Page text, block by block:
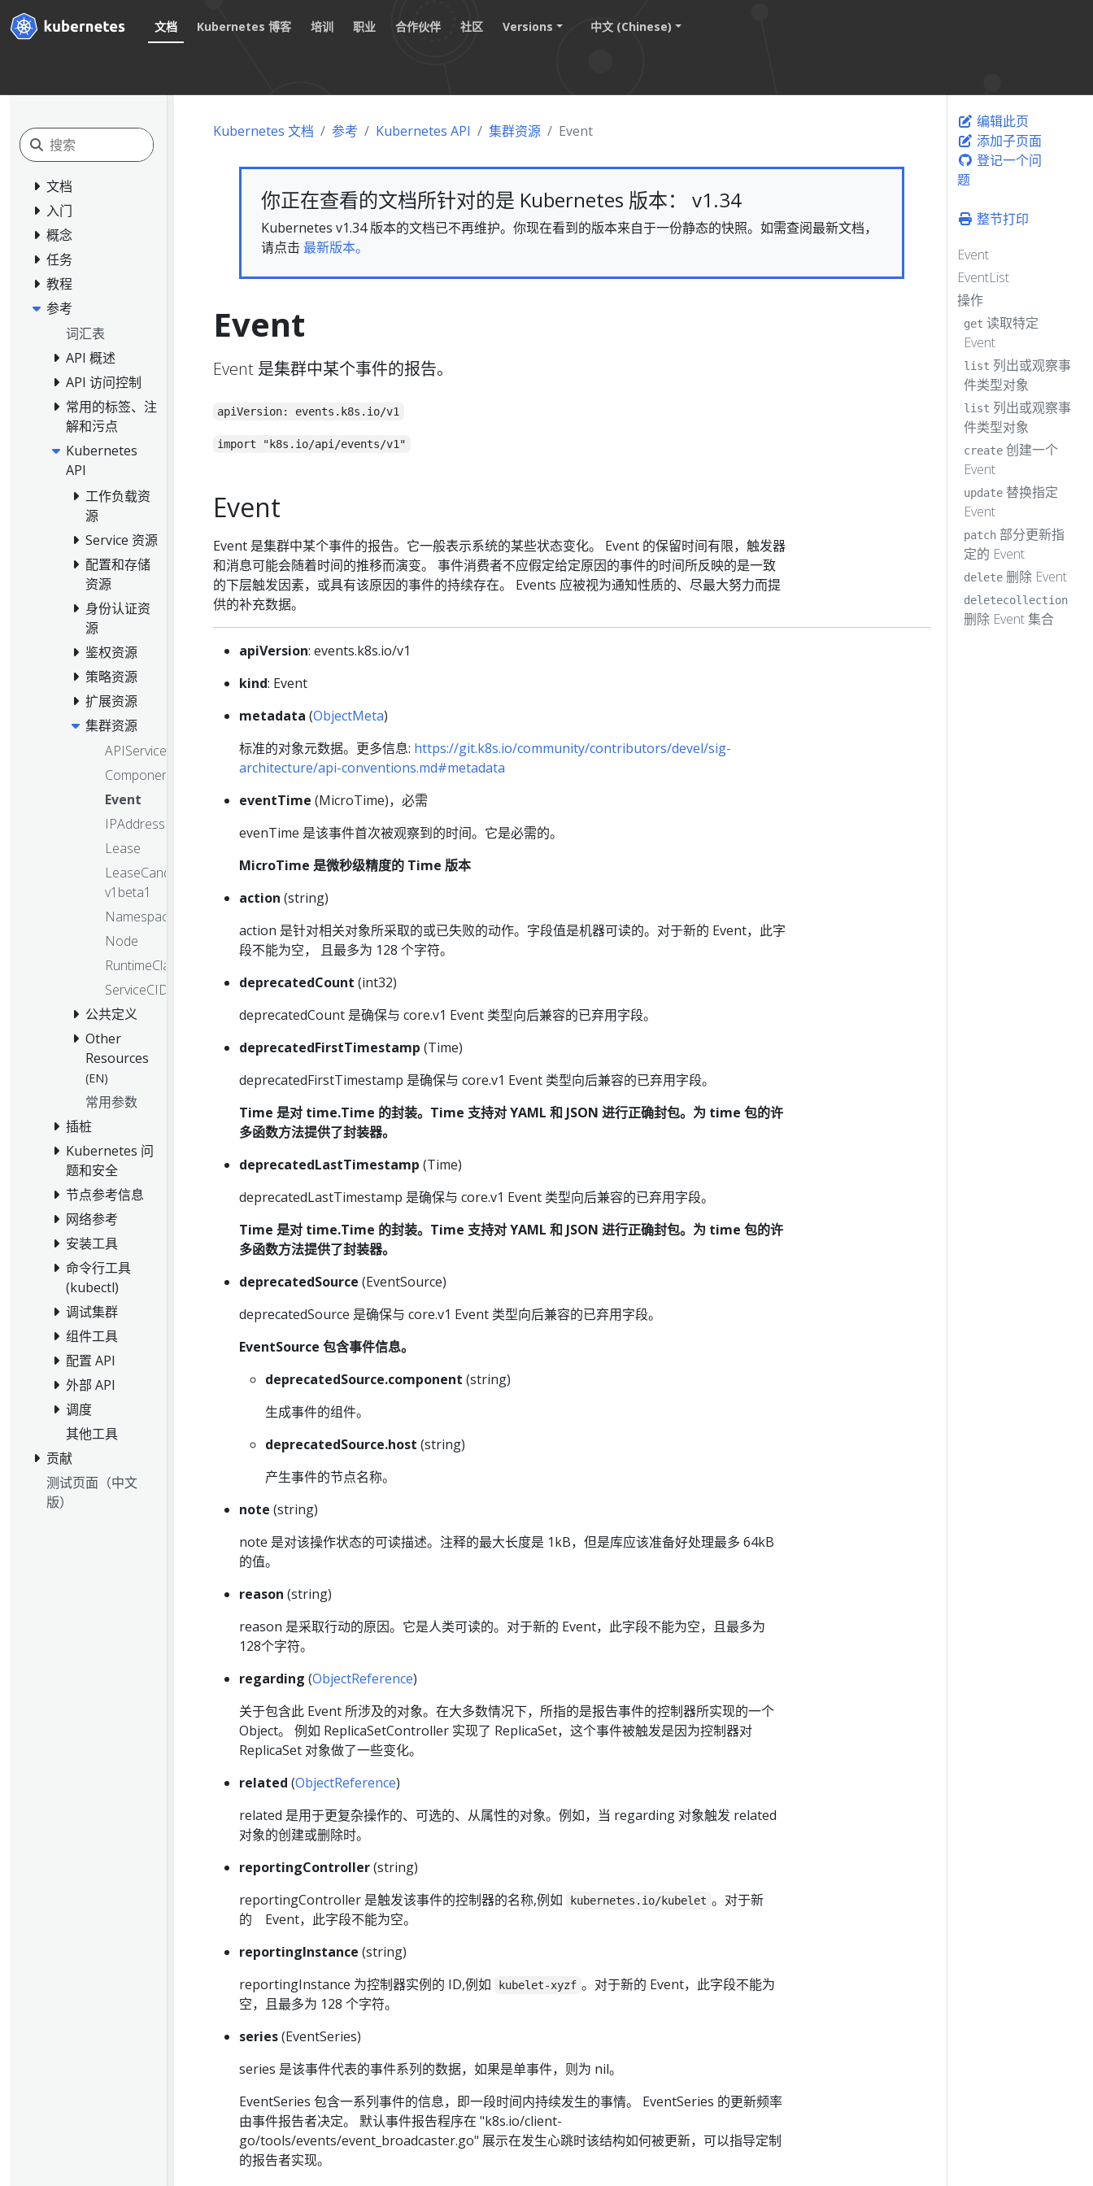
文档 Kubernetes 博客 培训 职业 合作伙伴 社区 Versions 中文 (Chinese)
文档
入门
概念
任务
教程
参考
词汇表
API 概述
API 访问控制
常用的标签、注
解和污点
Kubernetes
API
工作负载资
源
Service 资源
配置和存储
资源
身份认证资
源
鉴权资源
策略资源
扩展资源
集群资源
APIService
ComponentStatus
Event
IPAddress
Lease
LeaseCandidate
v1beta1
Namespace
Node
RuntimeClass
ServiceCIDR
公共定义
Other
Resources
(EN)
常用参数
插桩
Kubernetes 问
题和安全
节点参考信息
网络参考
安装工具
命令行工具
(kubectl)
调试集群
组件工具
配置 API
外部 API
调度
其他工具
贡献
测试页面（中文
版）
Kubernetes 文档 参考 Kubernetes API 集群资源 Event
你正在查看的文档所针对的是 Kubernetes 版本： v1.34
Kubernetes v1.34 版本的文档已不再维护。你现在看到的版本来自于一份静态的快照。如需查阅最新文档，
请点击 最新版本。
Event
Event 是集群中某个事件的报告。
apiVersion: events.k8s.io/v1
import "k8s.io/api/events/v1"
Event
Event 是集群中某个事件的报告。它一般表示系统的某些状态变化。 Event 的保留时间有限，触发器
和消息可能会随着时间的推移而演变。 事件消费者不应假定给定原因的事件的时间所反映的是一致
的下层触发因素，或具有该原因的事件的持续存在。 Events 应被视为通知性质的、尽最大努力而提
供的补充数据。
apiVersion: events.k8s.io/v1
kind: Event
metadata (ObjectMeta)
标准的对象元数据。更多信息: https://git.k8s.io/community/contributors/devel/sig-
architecture/api-conventions.md#metadata
eventTime (MicroTime)，必需
evenTime 是该事件首次被观察到的时间。它是必需的。
MicroTime 是微秒级精度的 Time 版本
action (string)
action 是针对相关对象所采取的或已失败的动作。字段值是机器可读的。对于新的 Event，此字
段不能为空， 且最多为 128 个字符。
deprecatedCount (int32)
deprecatedCount 是确保与 core.v1 Event 类型向后兼容的已弃用字段。
deprecatedFirstTimestamp (Time)
deprecatedFirstTimestamp 是确保与 core.v1 Event 类型向后兼容的已弃用字段。
Time 是对 time.Time 的封装。Time 支持对 YAML 和 JSON 进行正确封包。为 time 包的许
多函数方法提供了封装器。
deprecatedLastTimestamp (Time)
deprecatedLastTimestamp 是确保与 core.v1 Event 类型向后兼容的已弃用字段。
Time 是对 time.Time 的封装。Time 支持对 YAML 和 JSON 进行正确封包。为 time 包的许
多函数方法提供了封装器。
deprecatedSource (EventSource)
deprecatedSource 是确保与 core.v1 Event 类型向后兼容的已弃用字段。
EventSource 包含事件信息。
deprecatedSource.component (string)
生成事件的组件。
deprecatedSource.host (string)
产生事件的节点名称。
note (string)
note 是对该操作状态的可读描述。注释的最大长度是 1kB，但是库应该准备好处理最多 64kB
的值。
reason (string)
reason 是采取行动的原因。它是人类可读的。对于新的 Event，此字段不能为空，且最多为
128个字符。
regarding (ObjectReference)
关于包含此 Event 所涉及的对象。在大多数情况下，所指的是报告事件的控制器所实现的一个
Object。 例如 ReplicaSetController 实现了 ReplicaSet，这个事件被触发是因为控制器对
ReplicaSet 对象做了一些变化。
related (ObjectReference)
related 是用于更复杂操作的、可选的、从属性的对象。例如，当 regarding 对象触发 related
对象的创建或删除时。
reportingController(string)
reportingController 是触发该事件的控制器的名称,例如
kubernetes.io/kubelet 。对于新
的 Event，此字段不能为空。
reportingInstance (string)
reportingInstance 为控制器实例的 ID,例如
kubelet-xyzf 。对于新的 Event，此字段不能为
空，且最多为 128 个字符。
series(EventSeries)
series 是该事件代表的事件系列的数据，如果是单事件，则为 nil。
EventSeries 包含一系列事件的信息，即一段时间内持续发生的事情。 EventSeries 的更新频率
由事件报告者决定。 默认事件报告程序在 "k8s.io/client-
go/tools/events/event_broadcaster.go" 展示在发生心跳时该结构如何被更新，可以指导定制
的报告者实现。
编辑此页
添加子页面
登记一个问
题
整节打印
Event
EventList
操作
get 读取特定
Event
list 列出或观察事
件类型对象
list 列出或观察事
件类型对象
create 创建一个
Event
update 替换指定
Event
patch 部分更新指
定的 Event
delete 删除 Event
deletecollection
删除 Event 集合